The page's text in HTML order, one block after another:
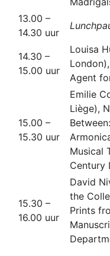
13.00 –
14.30 uur
14.30 –
15.00 uur
Louisa
Agent
15.00 –
15.30 uur
Emilie
Liège),
Musical
Century
15.30 –
16.00 uur
David
the
Prints